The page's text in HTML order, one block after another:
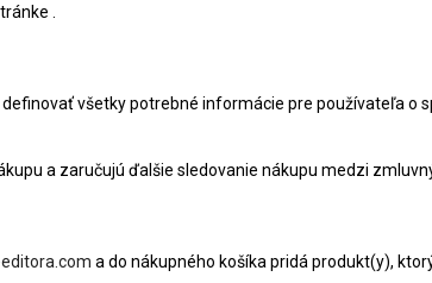
.
všetky potrebné informácie pre používateľa o
a zaručujú ďalšie sledovanie nákupu medzi
a do nákupného košíka pridá produkt(y),